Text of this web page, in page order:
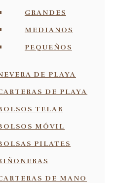
GRANDES
MEDIANOS
PEQUEÑOS
DE PLAYA
DE PLAYA
TELAR
MÓVIL
PILATES
DE MANO